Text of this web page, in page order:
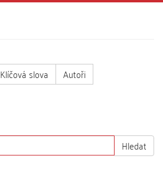
Klíčová slova
Autoři
Hledat